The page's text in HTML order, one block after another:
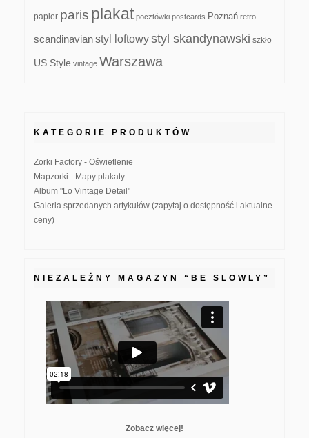
papier paris plakat pocztówki postcards Poznań retro
scandinavianstyl loftowystyl skandynawski szkło
US Style vintage Warszawa
KATEGORIE PRODUKTÓW
Zorki Factory - Oświetlenie
Mapzorki - Mapy plakaty
Album "Lo Vintage Detail"
Galeria sprzedanych artykułów (zapytaj o dostępność i aktualne
ceny)
NIEZALEŻNY MAGAZYN “BE SLOWLY”
Zobacz więcej!